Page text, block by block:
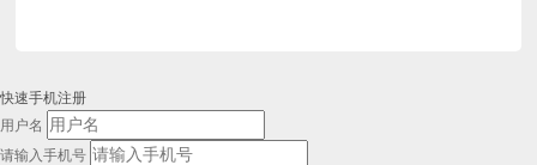
快速手机注册
用户名
请输入手机号